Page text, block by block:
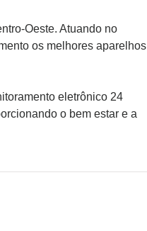
Oeste. Atuando no
os melhores aparelhos
eletrônico 24
o bem estar e a